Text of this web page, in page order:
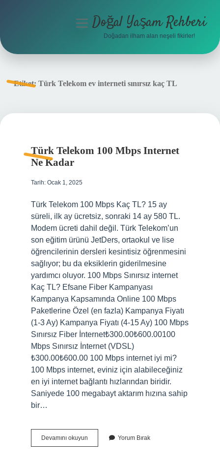
menüyüDoğal Yaşam Rehberi
Doğadan ilham alan neşeli fikirler!
Etiket: Türk Telekom ev interneti sınırsız kaç TL
Türk Telekom 100 Mbps Internet
Ne Kadar
Tarih: Ocak 1, 2025
Türk Telekom 100 Mbps Kaç TL? 15 ay
süreli, ilk ay ücretsiz, sonraki 14 ay 580 TL.
Modem ücreti dahil değil. Türk Telekom’un
son eğitim ürünü JetDers, ortaokul ve lise
öğrencilerinin dersleri kesintisiz öğrenmesini
sağlıyor; bu da eksiklerin giderilmesine
yardımcı oluyor. 100 Mbps Sınırsız internet
Kaç TL? Efsane Fiber Kampanyası
Kampanya Kapsamında Online 100 Mbps
Paketlerine Özel (en fazla) Kampanya Fiyatı
(1-3 Ay) Kampanya Fiyatı (4-15 Ay) 100 Mbps
Sınırsız Fiber İnternet₺300.00₺600.00100
Mbps Sınırsız İnternet (VDSL)​
₺300.00₺600.00 100 Mbps internet iyi mi?
100 Mbps internet, eviniz için alabileceğiniz
en iyi internet bağlantı hızlarından biridir.
Saniyede 100 megabayt aktarım hızına sahip
bir…
Devamını okuyun
Telekom
Yorum Bırak